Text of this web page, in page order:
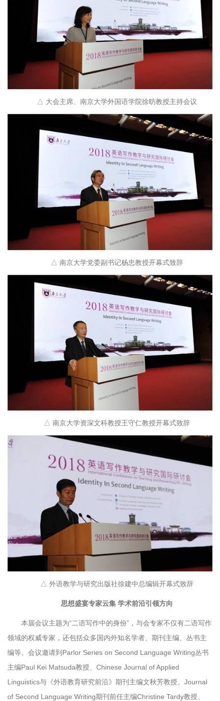
△ 大会主席、南京大学外国语学院徐昉教授主持会议
△ 南京大学党委副书记杨忠教授开幕式致辞
△ 南京大学资深文科教授王守仁教授开幕式致辞
△ 外语教学与研究出版社徐建中总编辑开幕式致辞
思想盛宴专家云集 学术前沿引领方向
本届会议主题为“二语写作中的身份”，与会专家不仅有二语写作
领域的权威专家，还包括众多国内外知名学者、期刊主编、丛书主
编等。会议邀请到Parlor Series on Second Language Writing丛书
主编Paul Kei Matsuda教授、Chinese Journal of Applied
Linguistics与《外语教育研究前沿》期刊主编文秋芳教授、Journal
of Second Language Writing期刊前任主编Christine Tardy教授、